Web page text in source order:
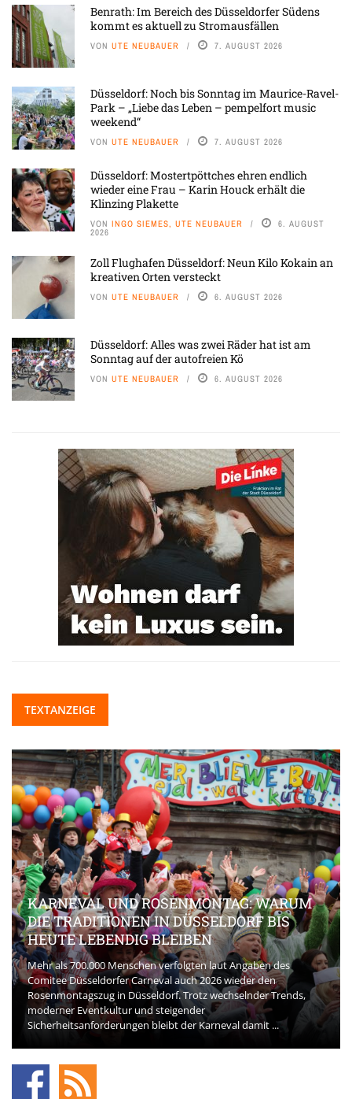
Benrath: Im Bereich des Düsseldorfer Südens
kommt es aktuell zu Stromausfällen
VON UTE NEUBAUER 7. AUGUST 2026
Düsseldorf: Noch bis Sonntag im Maurice-Ravel-
Park – „Liebe das Leben – pempelfort music
weekend“
VON UTE NEUBAUER 7. AUGUST 2026
Düsseldorf: Mostertpöttches ehren endlich
wieder eine Frau – Karin Houck erhält die
Klinzing Plakette
VON INGO SIEMES, UTE NEUBAUER 6. AUGUST
2026
Zoll Flughafen Düsseldorf: Neun Kilo Kokain an
kreativen Orten versteckt
VON UTE NEUBAUER 6. AUGUST 2026
Düsseldorf: Alles was zwei Räder hat ist am
Sonntag auf der autofreien Kö
VON UTE NEUBAUER 6. AUGUST 2026
TEXTANZEIGE
KARNEVAL UND ROSENMONTAG: WARUM
DIE TRADITIONEN IN DÜSSELDORF BIS
HEUTE LEBENDIG BLEIBEN
Mehr als 700.000 Menschen verfolgten laut Angaben des
Comitee Düsseldorfer Carneval auch 2026 wieder den
Rosenmontagszug in Düsseldorf. Trotz wechselnder Trends,
moderner Eventkultur und steigender
Sicherheitsanforderungen bleibt der Karneval damit ...